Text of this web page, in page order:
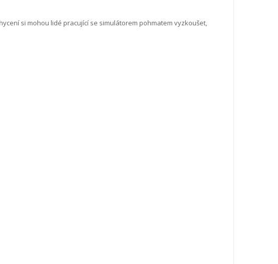
si mohou lidé pracující se simulátorem pohmatem vyzkoušet,